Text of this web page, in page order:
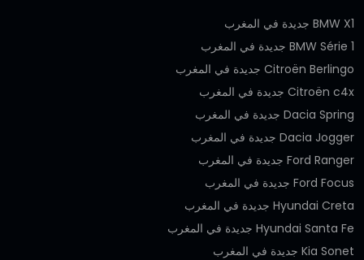
BMW X1 جديدة في المغرب
BMW Série 1 جديدة في المغرب
Citroën Berlingo جديدة في المغرب
Citroën c4x جديدة في المغرب
Dacia Spring جديدة في المغرب
Dacia Jogger جديدة في المغرب
Ford Ranger جديدة في المغرب
Ford Focus جديدة في المغرب
Hyundai Creta جديدة في المغرب
Hyundai Santa Fe جديدة في المغرب
Kia Sonet جديدة في المغرب